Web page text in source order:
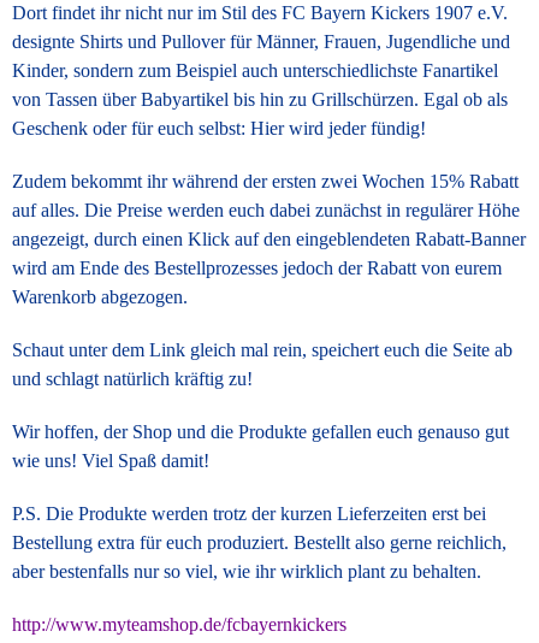
Dort findet ihr nicht nur im Stil des FC Bayern Kickers 1907 e.V.
designte Shirts und Pullover für Männer, Frauen, Jugendliche und
Kinder, sondern zum Beispiel auch unterschiedlichste Fanartikel
von Tassen über Babyartikel bis hin zu Grillschürzen. Egal ob als
Geschenk oder für euch selbst: Hier wird jeder fündig!
Zudem bekommt ihr während der ersten zwei Wochen 15% Rabatt
auf alles. Die Preise werden euch dabei zunächst in regulärer Höhe
angezeigt, durch einen Klick auf den eingeblendeten Rabatt-Banner
wird am Ende des Bestellprozesses jedoch der Rabatt von eurem
Warenkorb abgezogen.
Schaut unter dem Link gleich mal rein, speichert euch die Seite ab
und schlagt natürlich kräftig zu!
Wir hoffen, der Shop und die Produkte gefallen euch genauso gut
wie uns! Viel Spaß damit!
P.S. Die Produkte werden trotz der kurzen Lieferzeiten erst bei
Bestellung extra für euch produziert. Bestellt also gerne reichlich,
aber bestenfalls nur so viel, wie ihr wirklich plant zu behalten.
http://www.myteamshop.de/fcbayernkickers